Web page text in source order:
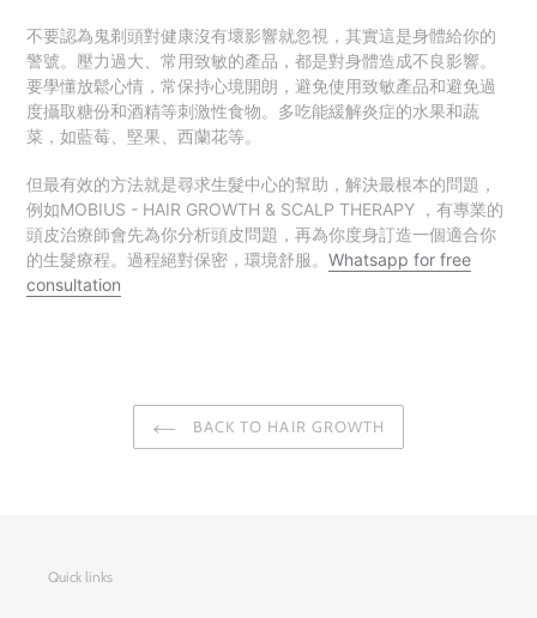
不要認為鬼剃頭對健康沒有壞影響就忽視，其實這是身體給你的
警號。壓力過大、常用致敏的產品，都是對身體造成不良影響。
要學懂放鬆心情，常保持心境開朗，避免使用致敏產品和避免過
度攝取糖份和酒精等刺激性食物。多吃能緩解炎症的水果和蔬
菜，如藍莓、堅果、西蘭花等。
但最有效的方法就是尋求生髮中心的幫助，解決最根本的問題，
例如MOBIUS - HAIR GROWTH & SCALP THERAPY ，有專業的
頭皮治療師會先為你分析頭皮問題，再為你度身訂造一個適合你
的生髮療程。過程絕對保密，環境舒服。 Whatsapp for free
consultation
BACK TO HAIR GROWTH
Quick links